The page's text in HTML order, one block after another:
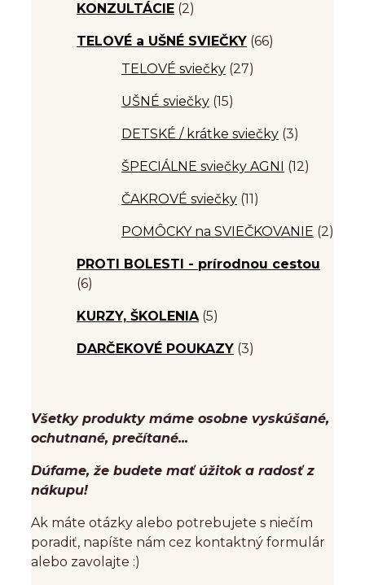
KONZULTÁCIE (2)
TELOVÉ a UŠNÉ SVIEČKY (66)
TELOVÉ sviečky (27)
UŠNÉ sviečky (15)
DETSKÉ / krátke sviečky (3)
ŠPECIÁLNE sviečky AGNI (12)
ČAKROVÉ sviečky (11)
POMÔCKY na SVIEČKOVANIE (2)
PROTI BOLESTI - prírodnou cestou
(6)
KURZY, ŠKOLENIA (5)
DARČEKOVÉ POUKAZY (3)
Všetky produkty máme osobne vyskúšané,
ochutnané, prečítané...
Dúfame, že budete mať úžitok a radosť z
nákupu!
Ak máte otázky alebo potrebujete s niečím
poradiť, napíšte nám cez kontaktný formulár
alebo zavolajte :)